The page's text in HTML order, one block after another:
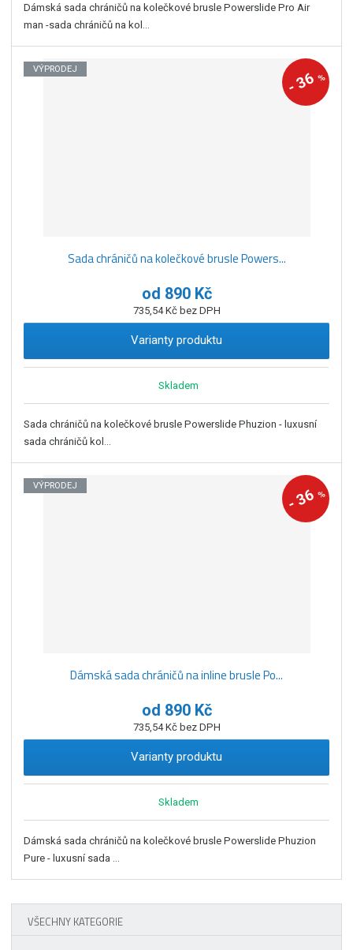
Dámská sada chráničů na kolečkové brusle Powerslide Pro Air
man -sada chráničů na kol...
-
36%
VÝPRODEJ
Sada chráničů na kolečkové brusle Powers...
od 890 Kč
735,54 Kč bez DPH
Varianty produktu
Skladem
Sada chráničů na kolečkové brusle Powerslide Phuzion - luxusní
sada chráničů kol...
-
36%
VÝPRODEJ
Dámská sada chráničů na inline brusle Po...
od 890 Kč
735,54 Kč bez DPH
Varianty produktu
Skladem
Dámská sada chráničů na kolečkové brusle Powerslide Phuzion
Pure - luxusní sada ...
VŠECHNY KATEGORIE